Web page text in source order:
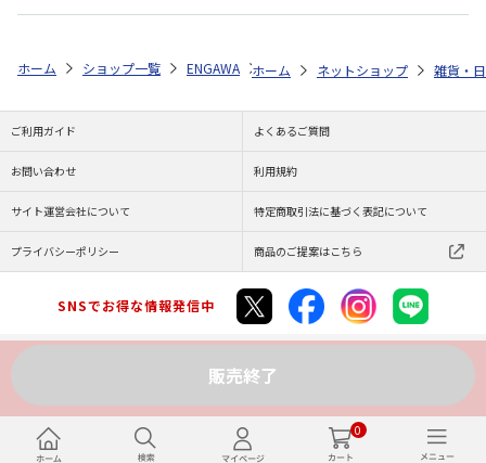
0
販売終了
ホーム ショップ一覧 ENGAWA ご当地オルパスくん アクリルキー
ホーム ネットショップ 雑貨・
ご利用ガイド よくあるご質問
お問い合わせ 利用規約
サイト運営会社について 特定商取引法に基づく表記について
プライバシーポリシー 商品のご提案はこちら
SNSでお得な情報発信中